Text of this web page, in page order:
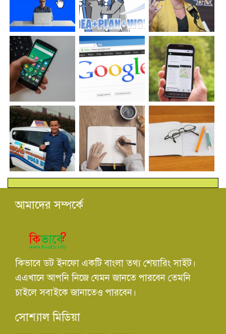
আমাদের সম্পর্কে
কিভাবে ডট ইনফো একটি বাংলা তথ্য শেয়ারিং সাইট।
এএখানে আপনি নিজে যেমন জানতে পারবেন তেমনি
চাইলে সবাইকে জানাতেও পারবেন।
সোশ্যাল মিডিয়া